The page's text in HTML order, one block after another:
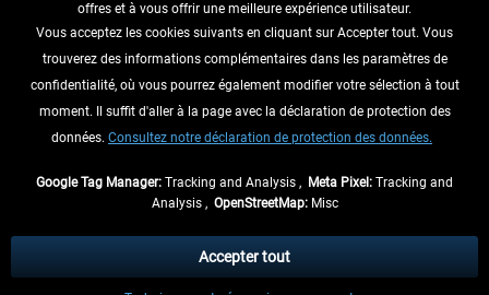
RENONCER AU CONTRAT ICI
INFORMATIONS
NE MANQUEZ PAS LES DERNIÈRES
échéant, frais de remboursement, si aucune description contraire.
** S'applique aux envois vers l'Allemagne. Pour les autres pays, veuillez
offres et à vous offrir une meilleure expérience utilisateur.
Vous acceptez les cookies suivants en cliquant sur Accepter tout. Vous
trouverez des informations complémentaires dans les paramètres de
confidentialité, où vous pourrez également modifier votre sélection à tout
moment. Il suffit d'aller à la page avec la déclaration de protection des
données. Consultez notre déclaration de protection des données.
Google Tag Manager: Tracking and Analysis , Meta Pixel: Tracking and
Analysis , OpenStreetMap:Misc
Accepter tout